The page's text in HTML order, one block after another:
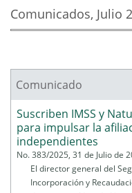
Comunicados, Julio
Comunicado
Suscriben IMSS y
para impulsar la
independientes
No. 383/2025, 31 de Julio de
El director general del
Incorporación y
Páginas